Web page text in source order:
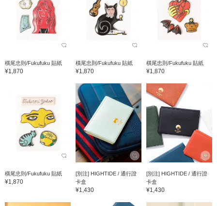
橫尾忠則/Fukufuku 貼紙
¥1,870
橫尾忠則/Fukufuku 貼紙
¥1,870
橫尾忠則/Fukufuku 貼紙
¥1,870
橫尾忠則/Fukufuku 貼紙
¥1,870
[別注] HIGHTIDE / 通行證
卡盒
¥1,430
[別注] HIGHTIDE / 通行證
卡盒
¥1,430